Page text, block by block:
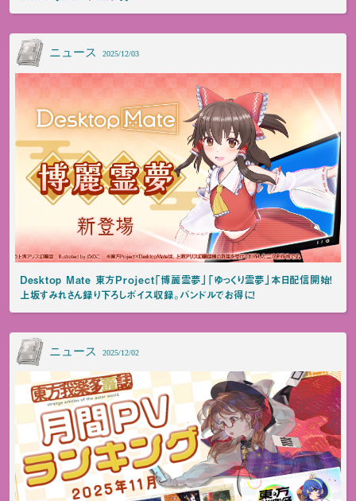
ニュース 2025/12/03
Desktop Mate 東方Project「博麗霊夢」「ゆっくり霊夢」本日配信開始！
上坂すみれさん録り下ろしボイス収録。バンドルでお得に！
ニュース 2025/12/02